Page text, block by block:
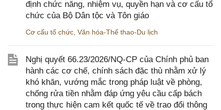
định chức năng, nhiệm vụ, quyền hạn và cơ cấu tổ
chức của Bộ Dân tộc và Tôn giáo
Cơ cấu tổ chức Văn hóa-Thể thao-Du lịch
Nghị quyết 66.23/2026/NQ-CP của Chính phủ ban
hành các cơ chế, chính sách đặc thù nhằm xử lý
khó khăn, vướng mắc trong pháp luật về phòng,
chống rửa tiền nhằm đáp ứng yêu cầu cấp bách
trong thực hiện cam kết quốc tế về trao đổi thông